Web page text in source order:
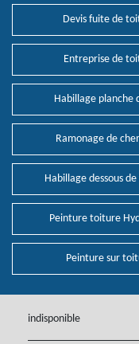
Devis fuite de
Entreprise de
Habillage planche
Ramonage de
Habillage dessous
Peinture toiture
Peinture sur
indisponible